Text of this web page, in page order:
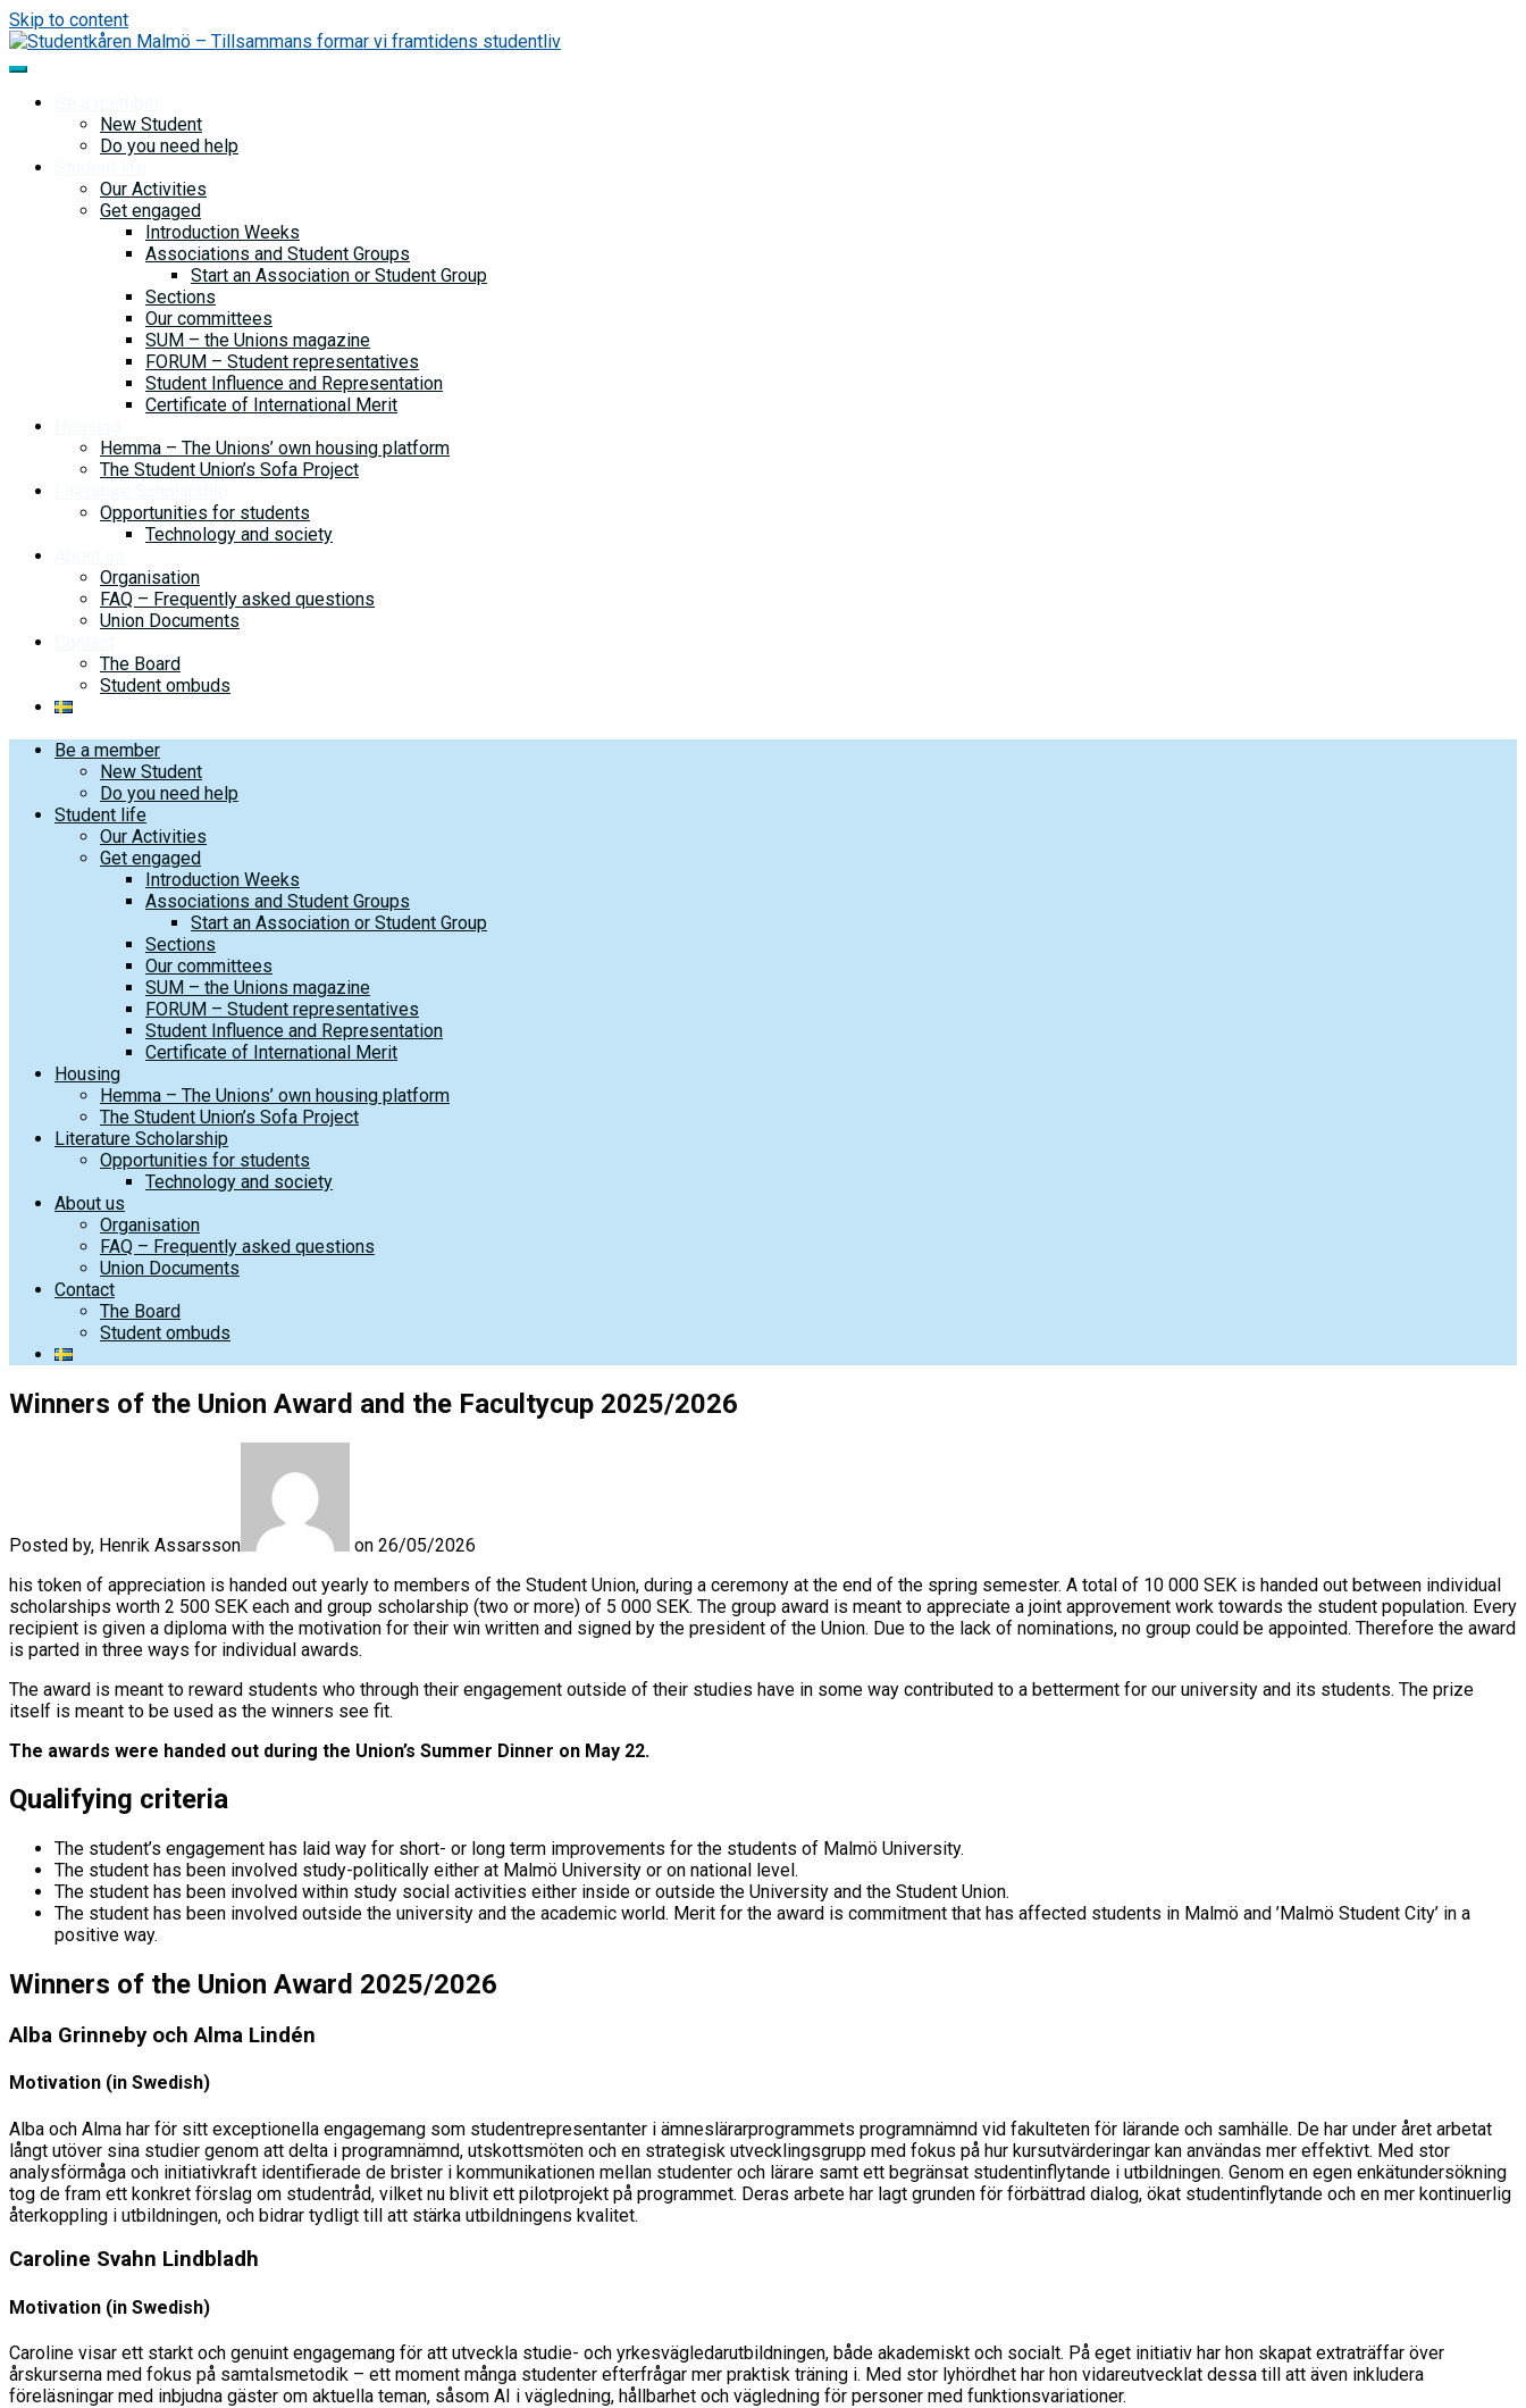
Skip to content
New Student
Do you need help
Our Activities
Get engaged
Introduction Weeks
Associations and Student Groups
Start an Association or Student Group
Sections
Our committees
SUM – the Unions magazine
FORUM – Student representatives
Student Influence and Representation
Certificate of International Merit
Hemma – The Unions’ own housing platform
The Student Union’s Sofa Project
Opportunities for students
Technology and society
Organisation
FAQ – Frequently asked questions
Union Documents
The Board
Student ombuds
Be a member
New Student
Do you need help
Student life
Our Activities
Get engaged
Introduction Weeks
Associations and Student Groups
Start an Association or Student Group
Sections
Our committees
SUM – the Unions magazine
FORUM – Student representatives
Student Influence and Representation
Certificate of International Merit
Housing
Hemma – The Unions’ own housing platform
The Student Union’s Sofa Project
Literature Scholarship
Opportunities for students
Technology and society
About us
Organisation
FAQ – Frequently asked questions
Union Documents
Contact
The Board
Student ombuds
Winners of the Union Award and the Facultycup 2025/2026
Posted by, Henrik Assarsson
on 26/05/2026
his token of appreciation is handed out yearly to members of the Student Union, during a ceremony at the end of the spring semester. A total of 10 000 SEK is handed out between individual
scholarships worth 2 500 SEK each and group scholarship (two or more) of 5 000 SEK. The group award is meant to appreciate a joint approvement work towards the student population. Every
recipient is given a diploma with the motivation for their win written and signed by the president of the Union. Due to the lack of nominations, no group could be appointed. Therefore the award
is parted in three ways for individual awards.
The award is meant to reward students who through their engagement outside of their studies have in some way contributed to a betterment for our university and its students. The prize
itself is meant to be used as the winners see fit.
The awards were handed out during the Union’s Summer Dinner on May 22.
Qualifying criteria
The student’s engagement has laid­ way for short- or long term improvements for the students of Malmö University.
The student has been involved study-politically either at Malmö University or on national level.
The student has been involved within study social activities either inside or outside the University and the Student Union.
The student has been involved outside the university and the academic world. Merit for the award is commitment that has affected students in Malmö and ’Malmö Student City’ in a
positive way.
Winners of the Union Award 2025/2026
Alba Grinneby och Alma Lindén
Motivation (in Swedish)
Alba och Alma har för sitt exceptionella engagemang som studentrepresentanter i ämneslärarprogrammets programnämnd vid fakulteten för lärande och samhälle. De har under året arbetat
långt utöver sina studier genom att delta i programnämnd, utskottsmöten och en strategisk utvecklingsgrupp med fokus på hur kursutvärderingar kan användas mer effektivt. Med stor
analysförmåga och initiativkraft identifierade de brister i kommunikationen mellan studenter och lärare samt ett begränsat studentinflytande i utbildningen. Genom en egen enkätundersökning
tog de fram ett konkret förslag om studentråd, vilket nu blivit ett pilotprojekt på programmet. Deras arbete har lagt grunden för förbättrad dialog, ökat studentinflytande och en mer kontinuerlig
återkoppling i utbildningen, och bidrar tydligt till att stärka utbildningens kvalitet.
Caroline Svahn Lindbladh
Motivation (in Swedish)
Caroline visar ett starkt och genuint engagemang för att utveckla studie- och yrkesvägledarutbildningen, både akademiskt och socialt. På eget initiativ har hon skapat extraträffar över
årskurserna med fokus på samtalsmetodik – ett moment många studenter efterfrågar mer praktisk träning i. Med stor lyhördhet har hon vidareutvecklat dessa till att även inkludera
föreläsningar med inbjudna gäster om aktuella teman, såsom AI i vägledning, hållbarhet och vägledning för personer med funktionsvariationer.